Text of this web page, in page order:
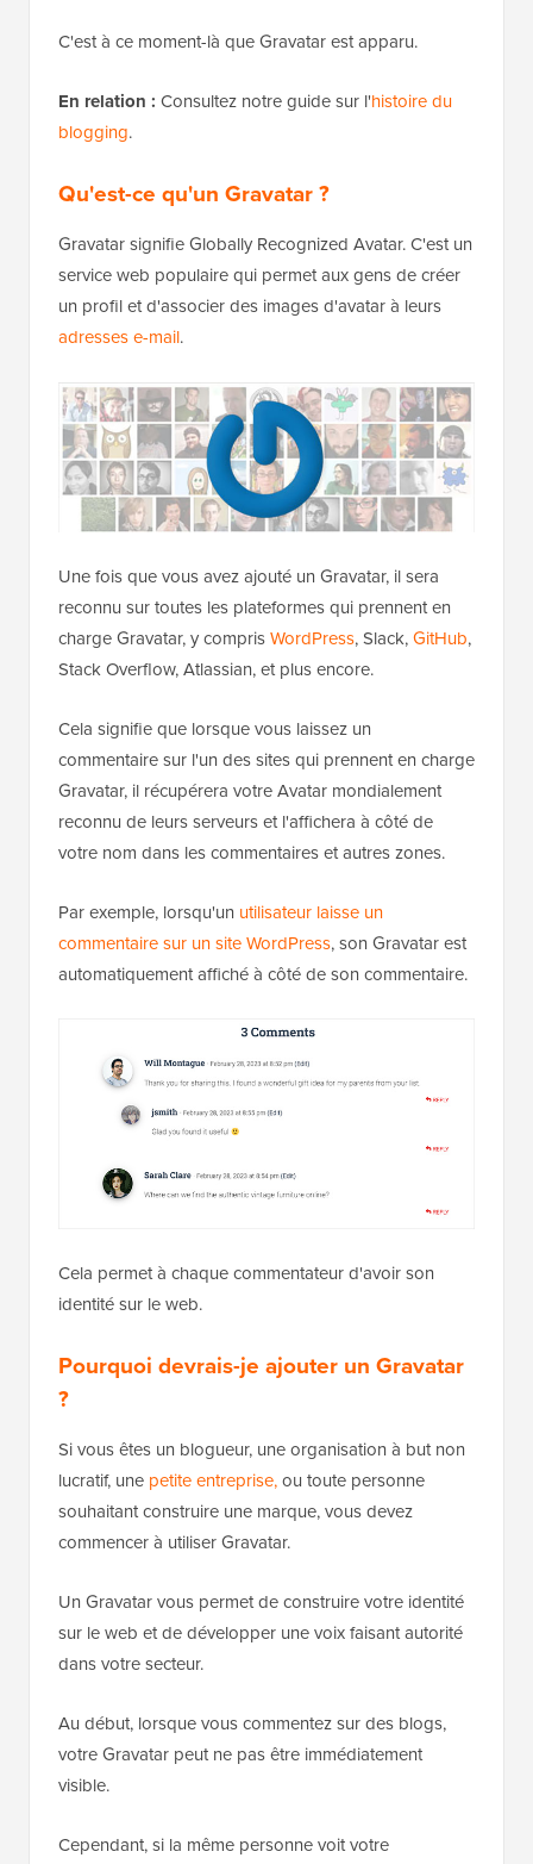
C'est à ce moment-là que Gravatar est apparu.
En relation : Consultez notre guide sur l'histoire du
blogging.
Qu'est-ce qu'un Gravatar ?
Gravatar signifie Globally Recognized Avatar. C'est un
service web populaire qui permet aux gens de créer
un profil et d'associer des images d'avatar à leurs
adresses e-mail.
Une fois que vous avez ajouté un Gravatar, il sera
reconnu sur toutes les plateformes qui prennent en
charge Gravatar, y comprisWordPress, Slack,GitHub,
Stack Overflow, Atlassian, et plus encore.
Cela signifie que lorsque vous laissez un
commentaire sur l'un des sites qui prennent en charge
Gravatar, il récupérera votre Avatar mondialement
reconnu de leurs serveurs et l'affichera à côté de
votre nom dans les commentaires et autres zones.
Par exemple, lorsqu'un utilisateur laisse un
commentaire sur un site WordPress, son Gravatar est
automatiquement affiché à côté de son commentaire.
Cela permet à chaque commentateur d'avoir son
identité sur le web.
Pourquoi devrais-je ajouter un Gravatar
?
Si vous êtes un blogueur, une organisation à but non
lucratif, une petite entreprise,ou toute personne
souhaitant construire une marque, vous devez
commencer à utiliser Gravatar.
Un Gravatar vous permet de construire votre identité
sur le web et de développer une voix faisant autorité
dans votre secteur.
Au début, lorsque vous commentez sur des blogs,
votre Gravatar peut ne pas être immédiatement
visible.
Cependant, si la même personne voit votre